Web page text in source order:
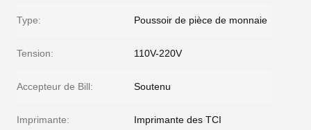
Type: Poussoir de pièce de monnaie
Tension: 110V-220V
Accepteur de Bill: Soutenu
Imprimante: Imprimante des TCI